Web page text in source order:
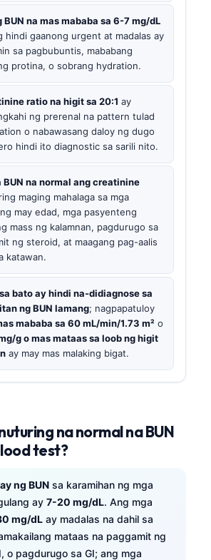
BUN na mas mababa sa 6-7 mg/dL
hindi gaanong urgent at madalas ay
sa pagbubuntis, mababang
protina, o sobrang hydration.
ratio na higit sa 20:1 ay
ng prerenal na pattern tulad
o nabawasang daloy ng dugo
hindi ito diagnostic sa sarili nito.
BUN na normal ang creatinine
maging mahalaga sa mga
may edad, mga pasyenteng
mass ng kalamnan, pagdurugo sa
ng steroid, at maagang pag-aalis
katawan.
bato ay hindi na-didiagnose sa
ng BUN lamang; nagpapatuloy
mababa sa 60 mL/min/1.73 m² o
g o mas mataas sa loob ng higit
ay may mas malaking bigat.
na normal na BUN
test?
ng BUN sa karamihan ng mga
ay 7-20 mg/dL. Ang mga
mg/dL ay madalas na dahil sa
mataas na paggamit ng
o pagdurugo sa GI; ang mga